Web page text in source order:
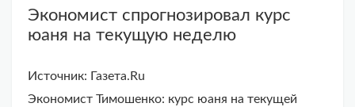
Экономист спрогнозировал курс
юаня на текущую неделю
Источник: Газета.Ru
Экономист Тимошенко: курс юаня на текущей